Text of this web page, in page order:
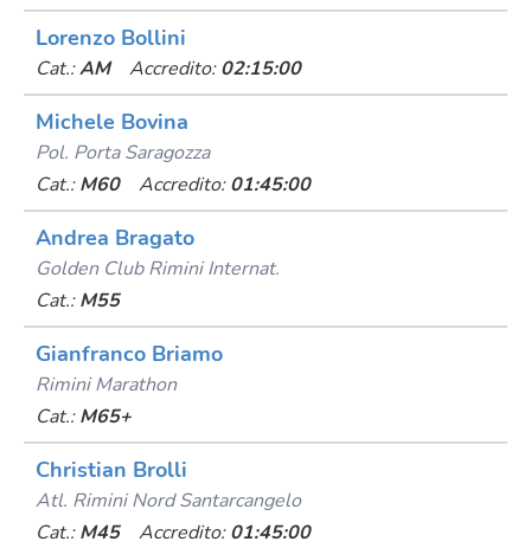
Lorenzo Bollini
Cat.:AM Accredito: 02:15:00
Michele Bovina
Pol. Porta Saragozza
Cat.: M60 Accredito: 01:45:00
Andrea Bragato
Golden Club Rimini Internat.
Cat.: M55
Gianfranco Briamo
Rimini Marathon
Cat.: M65+
Christian Brolli
Atl. Rimini Nord Santarcangelo
Cat.: M45 Accredito: 01:45:00